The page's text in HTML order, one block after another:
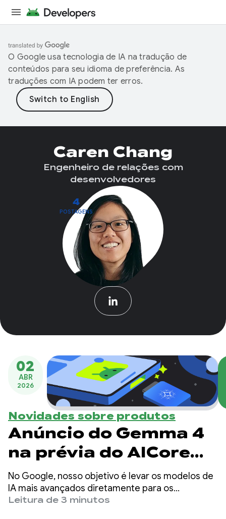
O Google usa tecnologia de IA na tradução de
conteúdos para seu idioma de preferência. As
traduções com IA podem ter erros.
4
POSTAGENS
Caren Chang
Engenheiro de relações com
desenvolvedores
02
ABR
2026
Novidades sobre produtos
Anúncio do Gemma 4
na prévia do AICore
para desenvolvedores
No Google, nosso objetivo é levar os modelos de
IA mais avançados diretamente para os
dispositivos Android no seu bolso. Hoje, temos o
Leitura de 3 minutos